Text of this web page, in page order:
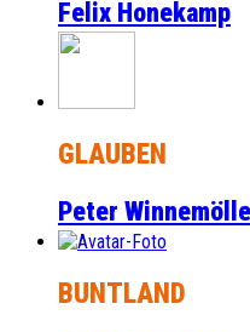
Felix Honekamp
GLAUBEN
Peter
BUNTLAND